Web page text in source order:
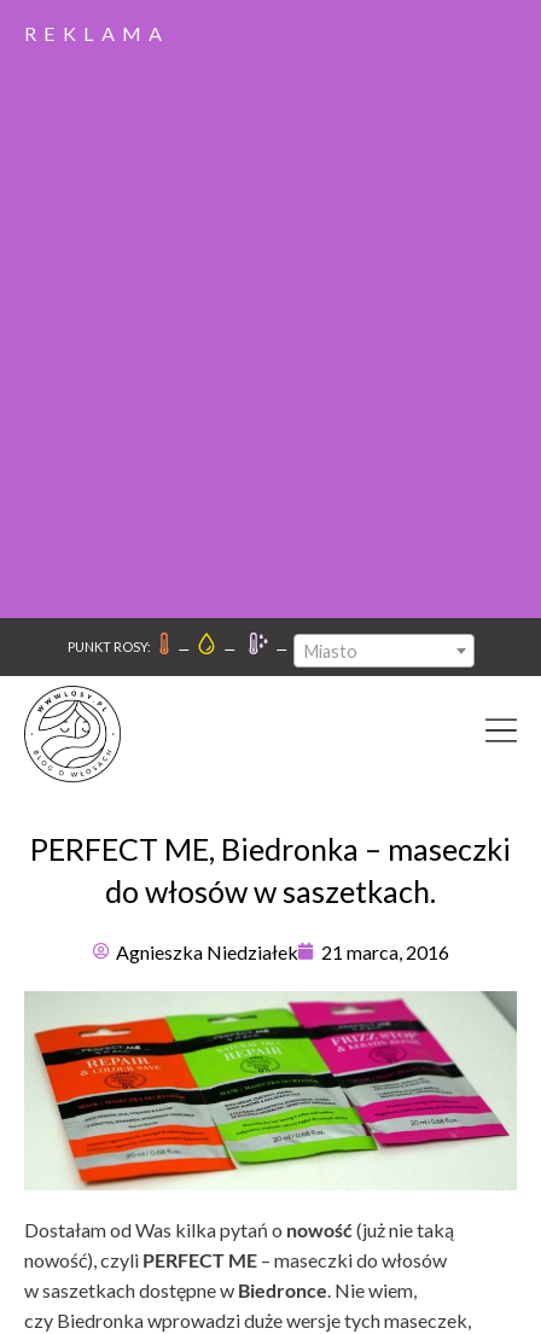
REKLAMA
PUNKT ROSY: – – – Miasto
PERFECT ME, Biedronka – maseczki
do włosów w saszetkach.
Agnieszka Niedziałek 21 marca, 2016
Dostałam od Was kilka pytań o nowość(już nie taką
nowość), czyli PERFECT ME – maseczki do włosów
w saszetkach dostępne w Biedronce. Nie wiem,
czy Biedronka wprowadzi duże wersje tych maseczek,